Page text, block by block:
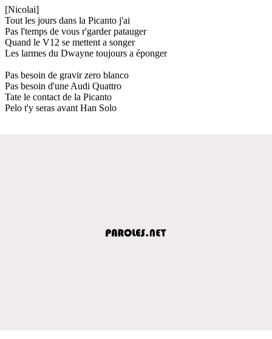
[Nicolai]
Tout les jours dans la Picanto j'ai
Pas l'temps de vous r'garder patauger
Quand le V12 se mettent a songer
Les larmes du Dwayne toujours a éponger
Pas besoin de gravir zero blanco
Pas besoin d'une Audi Quattro
Tate le contact de la Picanto
Pelo t'y seras avant Han Solo